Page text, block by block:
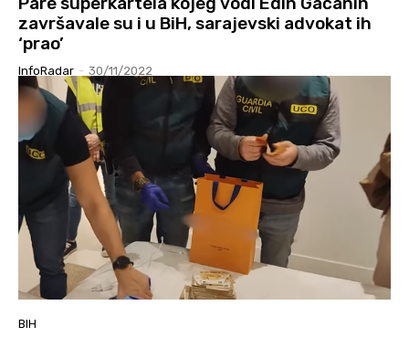
završavale su i u BiH, sarajevski advokat ih
‘prao’
InfoRadar - 30/11/2022
BIH